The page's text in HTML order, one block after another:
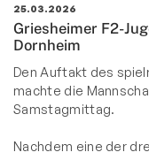
25.03.2026
Griesheimer F2-
Dornheim
Den Auftakt des
machte die
Samstagmittag.
Nachdem eine der